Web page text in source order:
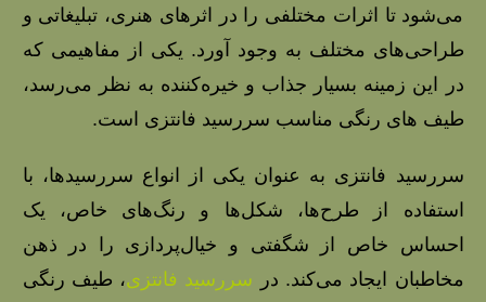
می‌شود تا اثرات مختلفی را در اثرهای هنری، تبلیغاتی و
طراحی‌های مختلف به وجود آورد. یکی از مفاهیمی که
در این زمینه بسیار جذاب و خیره‌کننده به نظر می‌رسد،
طیف های رنگی مناسب سررسید فانتزی است.
سررسید فانتزی به عنوان یکی از انواع سررسیدها، با
استفاده از طرح‌ها، شکل‌ها و رنگ‌های خاص، یک
احساس خاص از شگفتی و خیال‌پردازی را در ذهن
مخاطبان ایجاد می‌کند. در سررسید فانتزی، طیف رنگی